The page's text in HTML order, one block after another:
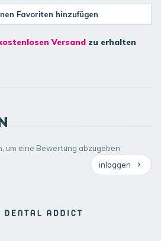
Favoriten hinzufügen
Versandzu erhalten
um eine Bewertung abzugeben
inloggen